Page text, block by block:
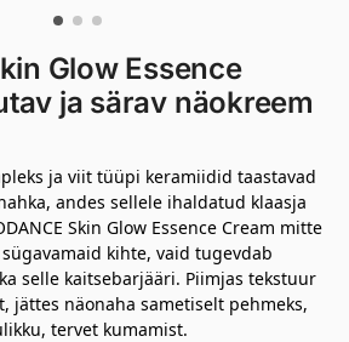
Glow Essence
ja särav näokreem
ja viit tüüpi keramiidid taastavad
andes sellele ihaldatud klaasja
Skin Glow Essence Cream mitte
kihte, vaid tugevdab
selle kaitsebarjääri. Piimjas tekstuur
jättes näonaha sametiselt pehmeks,
tervet kumamist.